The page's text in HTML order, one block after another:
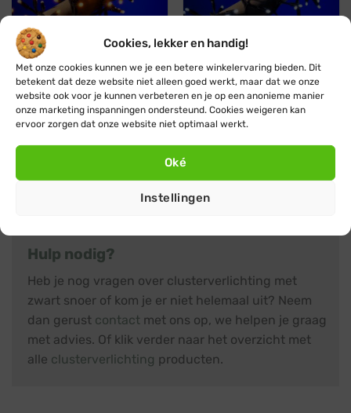
Cookies, lekker en handig!
Met onze cookies kunnen we je een betere winkelervaring bieden. Dit
betekent dat deze website niet alleen goed werkt, maar dat we onze
website ook voor je kunnen verbeteren en je op een anonieme manier
onze marketing inspanningen ondersteund. Cookies weigeren kan
ervoor zorgen dat onze website niet optimaal werkt.
Oké
Instellingen
Koppelbaar
Blynx Connect
Koppelbare
clusterverlichting ·
Klassiek warm wit · 120
prijs
prijs
€ 34,95.
Blynx Connect
Clusterverlichting
120 LED lampjes · IP67
was:
is:
Hulp nodig?
Heb je nog vragen over clusterverlichting met
zwart snoer of kom je er niet helemaal uit? Neem
dan gerust contact met ons op, we helpen je graag
met advies. Of klik verder naar het overzicht met
alle clusterverlichting producten.